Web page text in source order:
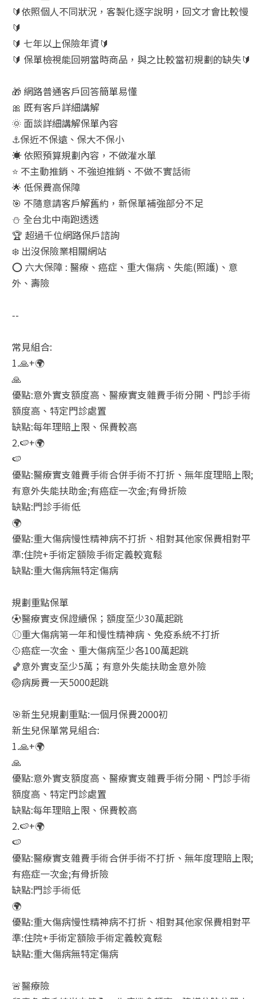
🔰依照個人不同狀況，客製化逐字說明，回文才會比較慢
🔰
🔰 七年以上保險年資🔰
🔰 保單檢視能回朔當時商品，與之比較當初規劃的缺失🔰
🎁 網路普通客戶回答簡單易懂
🎀 既有客戶詳細講解
🌞 面談詳細講解保單內容
⚓保近不保遠、保大不保小
☀️ 依照預算規劃內容，不做灌水單
⭐ 不主動推銷、不強迫推銷、不做不實話術
🌟 低保費高保障
🎯 不隨意請客戶解舊約，新保單補強部分不足
⛄ 全台北中南跑透透
🏆 超過千位網路保戶諮詢
❄️ 出沒保險業相關網站
⭕ 六大保障 : 醫療、癌症、重大傷病、失能(照護)、意
外、壽險
--
常見組合:
1.🙏+🌍
🙏
優點:意外實支額度高、醫療實支雜費手術分開、門診手術
額度高、特定門診處置
缺點:每年理賠上限、保費較高
2.🍉+🌍
🍉
優點:醫療實支雜費手術合併手術不打折、無年度理賠上限;
有意外失能扶助金;有癌症一次金;有骨折險
缺點:門診手術低
🌍
優點:重大傷病慢性精神病不打折、相對其他家保費相對平
準:住院+手術定額險手術定義較寬鬆
缺點:重大傷病無特定傷病
規劃重點保單
⚽醫療實支保證續保；額度至少30萬起跳
⚾重大傷病第一年和慢性精神病、免疫系統不打折
🥎癌症一次金、重大傷病至少各100萬起跳
🏀意外實支至少5萬；有意外失能扶助金意外險
🏐病房費一天5000起跳
🎯新生兒規劃重點:一個月保費2000初
新生兒保單常見組合:
1.🙏+🌍
🙏
優點:意外實支額度高、醫療實支雜費手術分開、門診手術
額度高、特定門診處置
缺點:每年理賠上限、保費較高
2.🍉+🌍
🍉
優點:醫療實支雜費手術合併手術不打折、無年度理賠上限;
有癌症一次金;有骨折險
缺點:門診手術低
🌍
優點:重大傷病慢性精神病不打折、相對其他家保費相對平
準:住院+手術定額險手術定義較寬鬆
缺點:重大傷病無特定傷病
🚨醫療險